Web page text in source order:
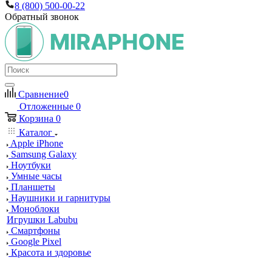
8 (800) 500-00-22
Обратный звонок
Сравнение0
Отложенные 0
Корзина 0
Каталог
Apple iPhone
Samsung Galaxy
Ноутбуки
Умные часы
Планшеты
Наушники и гарнитуры
Моноблоки
Игрушки Labubu
Смартфоны
Google Pixel
Красота и здоровье